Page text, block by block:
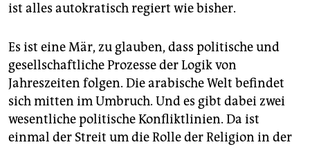
ist alles autokratisch regiert wie bisher.
Es ist eine Mär, zu glauben, dass politische und
gesellschaftliche Prozesse der Logik von
Jahreszeiten folgen. Die arabische Welt befindet
sich mitten im Umbruch. Und es gibt dabei zwei
wesentliche politische Konfliktlinien. Da ist
einmal der Streit um die Rolle der Religion in der